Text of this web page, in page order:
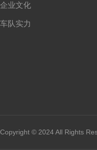
企业文化
车队实力
Copyright © 2024 All Rights